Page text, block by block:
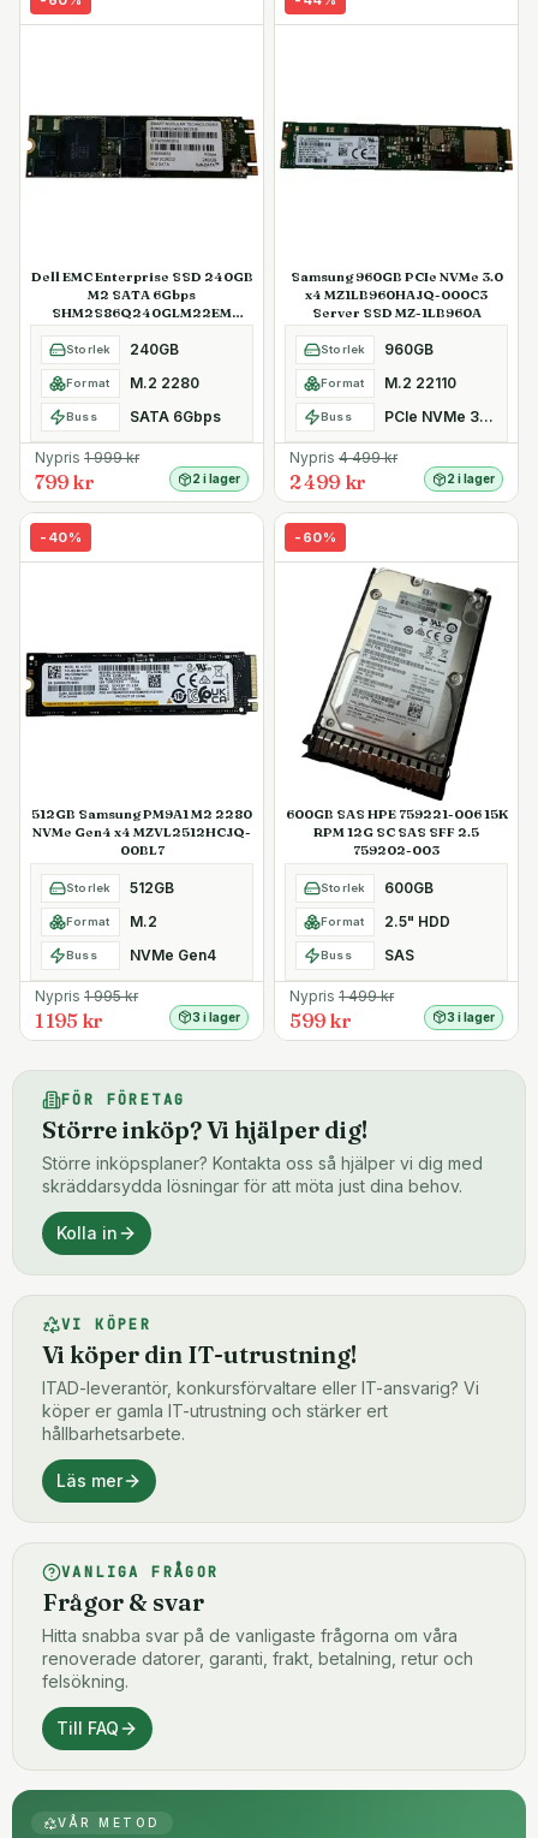
Dell EMC Enterprise SSD 240GB
M2 SATA 6Gbps
SHM2S86Q240GLM22EM
Kioxia SafeDATA
Storlek 240GB
Format M.2 2280
Buss SATA 6Gbps
Nypris 1 999kr
799 kr 2 i lager
Samsung 960GB PCIe NVMe 3.0
x4 MZ1LB960HAJQ-000C3
Server SSD MZ-1LB960A
Storlek 960GB
Format M.2 22110
Buss PCIe NVMe 3.0 x4
Nypris 4 499kr
2 499 kr 2 i lager
- 40%
512GB Samsung PM9A1 M2 2280
NVMe Gen4 x4 MZVL2512HCJQ-
00BL7
Storlek 512GB
Format M.2
Buss NVMe Gen4
Nypris 1 995kr
1 195 kr 3 i lager
- 60%
600GB SAS HPE 759221-006 15K
RPM 12G SC SAS SFF 2.5
759202-003
Storlek 600GB
Format 2.5" HDD
Buss SAS
Nypris 1 499kr
599 kr 3 i lager
FÖR FÖRETAG
Större inköp? Vi hjälper dig!
Större inköpsplaner? Kontakta oss så hjälper vi dig med
skräddarsydda lösningar för att möta just dina behov.
Kolla in
VI KÖPER
Vi köper din IT-utrustning!
ITAD-leverantör, konkursförvaltare eller IT-ansvarig? Vi
köper er gamla IT-utrustning och stärker ert
hållbarhetsarbete.
Läs mer
VANLIGA FRÅGOR
Frågor & svar
Hitta snabba svar på de vanligaste frågorna om våra
renoverade datorer, garanti, frakt, betalning, retur och
felsökning.
Till FAQ
VÅR METOD